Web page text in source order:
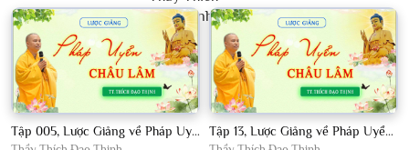
Tập 005, Lược Giảng về Pháp Uyển Châu Lâm, Chủ giảng TT Thích Đạo Thịnh Tập 13, Lược Giảng về Pháp Uyển Châu Lâm, Chủ giảng TT Thích Đạo Thịnh